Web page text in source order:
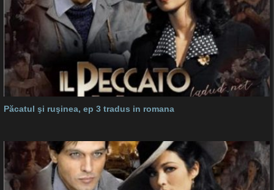
Păcatul şi ruşinea, ep 3 tradus in romana